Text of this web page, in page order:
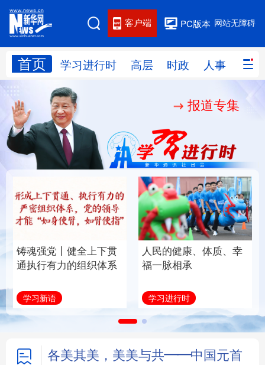
网站无障碍
PC版本
客户端
首页 学习进行时 高层 时政 人事 国际
网站地图
学习进行时 人事
国际 财经 网评
思客智库 全球连线 教育
科技 科创 量子 体育
文化 书画 健康 军事
访谈 视频 图片 政务
信息化 数字经济
学术中国 乡村振兴 银龄 溯源中国
报道专集
铸魂强党丨健全上下贯
通执行有力的组织体系
学习新语
人民的健康、体质、幸
福一脉相承
学习进行时
各美其美，美美与共——中国元首